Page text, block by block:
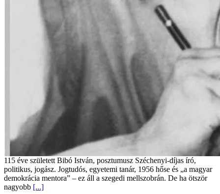
115 éve született Bibó István, posztumusz Széchenyi-díjas író,
politikus, jogász. Jogtudós, egyetemi tanár, 1956 hőse és „a magyar
demokrácia mentora” – ez áll a szegedi mellszobrán. De ha ötször
nagyobb [...]